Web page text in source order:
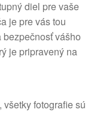
diel pre vaše
je pre vás tou
vášho
je pripravený na
fotografie sú